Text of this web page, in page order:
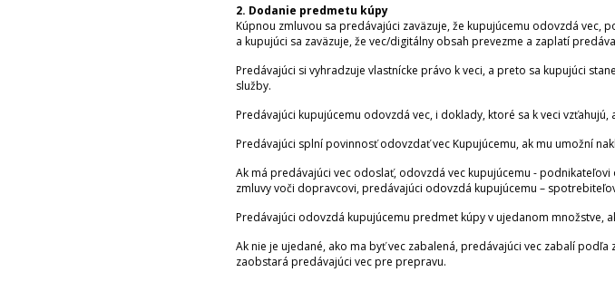
2. Dodanie predmetu kúpy
Kúpnou zmluvou sa predávajúci zaväzuje, že kupujúcemu odovzdá
a kupujúci sa zaväzuje, že vec/digitálny obsah prevezme a zaplatí
Predávajúci si vyhradzuje vlastnícke právo k veci, a preto sa kupujúci
služby.
Predávajúci kupujúcemu odovzdá vec, i doklady, ktoré sa k veci
Predávajúci splní povinnosť odovzdať vec Kupujúcemu, ak mu umožní
Ak má predávajúci vec odoslať, odovzdá vec kupujúcemu -
zmluvy voči dopravcovi, predávajúci odovzdá kupujúcemu –
Predávajúci odovzdá kupujúcemu predmet kúpy v ujedanom množstve,
Ak nie je ujedané, ako ma byť vec zabalená, predávajúci vec zabalí
zaobstará predávajúci vec pre prepravu.